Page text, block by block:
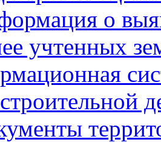
о
учтенных